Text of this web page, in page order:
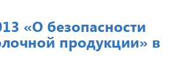
«О безопасности
продукции» в